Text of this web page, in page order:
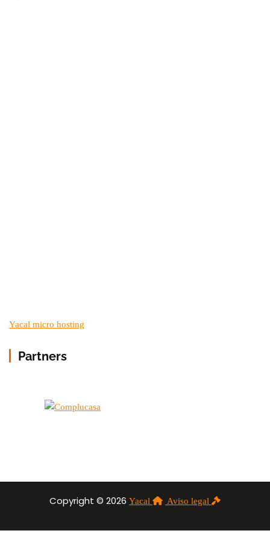
Yacal micro hosting
Partners
Copyright © 2026 Yacal Aviso legal